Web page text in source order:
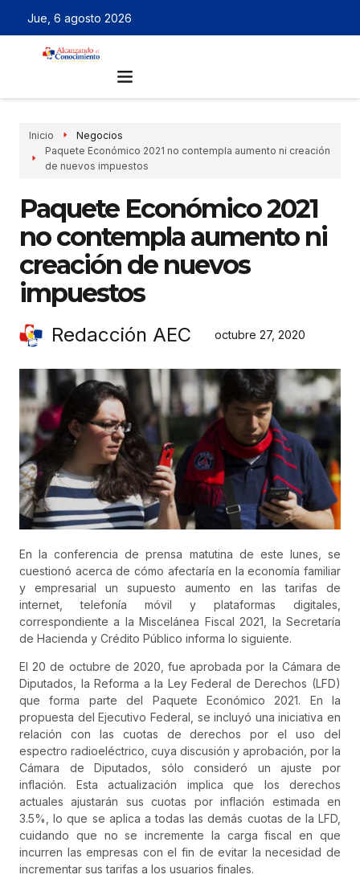
Jue, 6 agosto 2026
Inicio
Negocios
Paquete Económico 2021 no contempla aumento ni creación
de nuevos impuestos
Paquete Económico 2021
no contempla aumento ni
creación de nuevos
impuestos
Redacción AEC octubre 27, 2020
En la conferencia de prensa matutina de este lunes, se
cuestionó acerca de cómo afectaría en la economía familiar
y empresarial un supuesto aumento en las tarifas de
internet, telefonía móvil y plataformas digitales,
correspondiente a la Miscelánea Fiscal 2021, la Secretaría
de Hacienda y Crédito Público informa lo siguiente.
El 20 de octubre de 2020, fue aprobada por la Cámara de
Diputados, la Reforma a la Ley Federal de Derechos (LFD)
que forma parte del Paquete Económico 2021. En la
propuesta del Ejecutivo Federal, se incluyó una iniciativa en
relación con las cuotas de derechos por el uso del
espectro radioeléctrico, cuya discusión y aprobación, por la
Cámara de Diputados, sólo consideró un ajuste por
inflación. Esta actualización implica que los derechos
actuales ajustarán sus cuotas por inflación estimada en
3.5%, lo que se aplica a todas las demás cuotas de la LFD,
cuidando que no se incremente la carga fiscal en que
incurren las empresas con el fin de evitar la necesidad de
incrementar sus tarifas a los usuarios finales.